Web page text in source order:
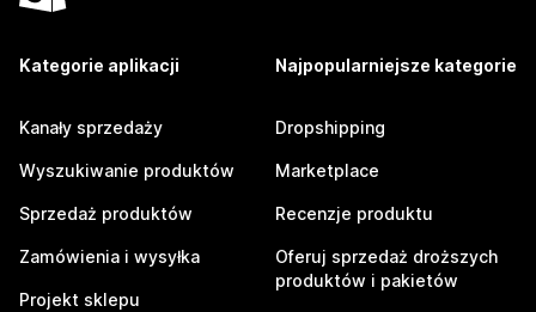
Kategorie aplikacji
Kanały sprzedaży
Wyszukiwanie produktów
Sprzedaż produktów
Zamówienia i wysyłka
Projekt sklepu
Najpopularniejsze kategorie
Dropshipping
Marketplace
Recenzje produktu
Oferuj sprzedaż droższych
produktów i pakietów